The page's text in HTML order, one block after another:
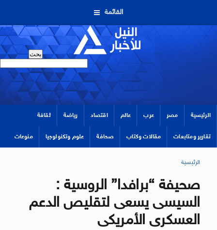
القائمة
الرئيسية مصر عرب عالم اقتصاد رياضة ثقافة
تقارير ومتابعات مقالات وكتاب صحافة علوم وتكنولوجيا منوعات
الرئيسية
صحيفة “برافدا” الروسية :
السيسى يسعى لتقليص الدعم
العسكرى الأمريكى